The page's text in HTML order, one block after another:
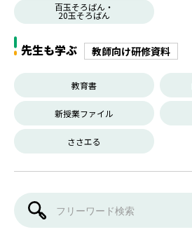
百玉そろばん・
20玉そろばん
先生も学ぶ 教師向け研修資料
教育書
新授業ファイル
ささエる